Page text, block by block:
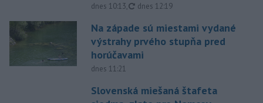
dnes 10:13, aktualizované
dnes 12:19
Na západe sú miestami vydané
výstrahy prvého stupňa pred
horúčavami
dnes 11:21
Slovenská miešaná štafeta